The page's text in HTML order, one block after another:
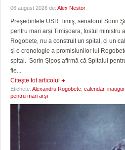
06 august 2026 de: Alex Nestor
Preşedintele USR Timiş, senatorul Sorin
pentru mari arși Timișoara, fostul ministru
Rogobete, nu a construit un spital, ci un
şi o cronologie a promisiunilor lui
spital. Sorin Şipoş afirmă că Spitalul
fie...
Citeşte tot articolul
Etichete: Alexandru Rogobete calendar,
pentru mari arși